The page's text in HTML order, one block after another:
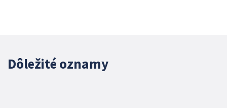
Dôležité oznamy